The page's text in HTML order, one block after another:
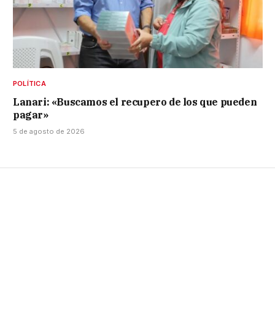
POLÍTICA
Lanari: «Buscamos el recupero de los que pueden
pagar»
5 de agosto de 2026